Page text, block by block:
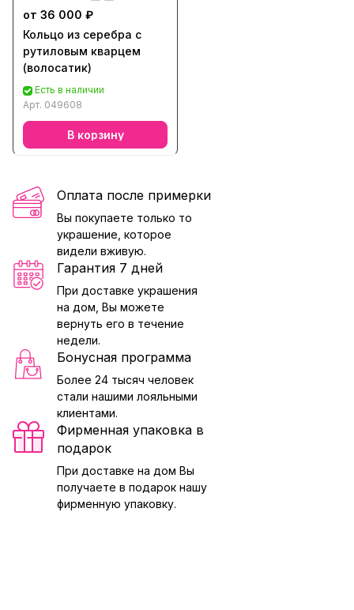
от 36 000 ₽
Кольцо из серебра с
рутиловым кварцем
(волосатик)
Есть в наличии
Арт. 049608
В корзину
Оплата после примерки
Вы покупаете только то
украшение, которое
видели вживую.
Гарантия 7 дней
При доставке украшения
на дом, Вы можете
вернуть его в течение
недели.
Бонусная программа
Более 24 тысяч человек
стали нашими лояльными
клиентами.
Фирменная упаковка в
подарок
При доставке на дом Вы
получаете в подарок нашу
фирменную упаковку.